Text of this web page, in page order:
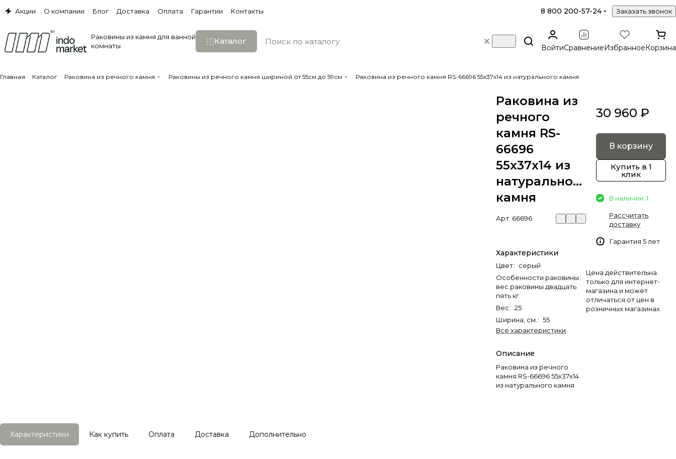
Акции О компании Блог Доставка Оплата Гарантии Контакты 8 800 200-57-24 Заказать звонок
Раковины из камня для ванной
комнаты
Каталог
ВойтиСравнениеИзбранноеКорзина
Главная Каталог Раковина из речного камня Раковины из речного камня шириной от 55см до 59см Раковина из речного камня RS-66696 55х37х14 из натурального камня
Раковина из
речного
камня RS-
66696
55х37х14 из
натурального
камня
Арт. 66696
Характеристики
Цвет: серый
Особенности раковины:
вес раковины двадцать
пять кг
Вес: 25
Ширина, см. : 55
Все характеристики
Описание
Раковина из речного
камня RS-66696 55х37х14
из натурального камня
30 960 ₽
В корзину
Купить в 1
клик
В наличии: 1
Рассчитать
доставку
Гарантия 5 лет
Цена действительна
только для интернет-
магазина и может
отличаться от цен в
розничных магазинах
Характеристики Как купить Оплата Доставка Дополнительно